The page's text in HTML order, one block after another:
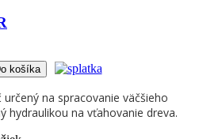
košíka
na spracovanie väčšieho
hydraulikou na vťahovanie dreva.